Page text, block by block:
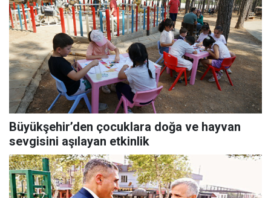
Büyükşehir’den çocuklara doğa ve hayvan
sevgisini aşılayan etkinlik